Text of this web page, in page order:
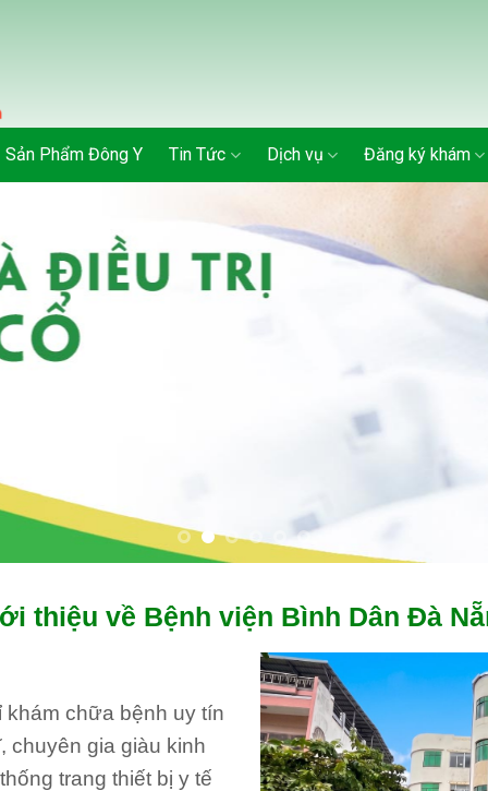
Sản Phẩm Đông Y Tin Tức Dịch vụ Đăng ký khám
thiệu về Bệnh viện Bình Dân Đà
chữa bệnh uy tín
chuyên gia giàu kinh
trang thiết bị y tế